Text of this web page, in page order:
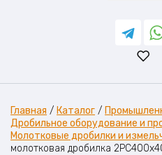
Главная / Каталог /
Дробильное оборудование и
Молотковые дробилки и
молотковая дробилка